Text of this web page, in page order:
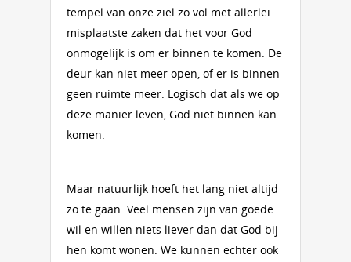
tempel van onze ziel zo vol met allerlei
misplaatste zaken dat het voor God
onmogelijk is om er binnen te komen. De
deur kan niet meer open, of er is binnen
geen ruimte meer. Logisch dat als we op
deze manier leven, God niet binnen kan
komen.
Maar natuurlijk hoeft het lang niet altijd
zo te gaan. Veel mensen zijn van goede
wil en willen niets liever dan dat God bij
hen komt wonen. We kunnen echter ook